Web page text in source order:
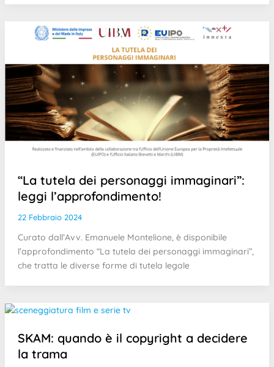
“La tutela dei personaggi immaginari”:
leggi l’approfondimento!
22 Febbraio 2024
Curato dall’Avv. Emanuele Montelione, è disponibile
l’approfondimento “La tutela dei personaggi immaginari”,
che tratta le diverse forme di tutela legale
SKAM: quando è il copyright a decidere
la trama